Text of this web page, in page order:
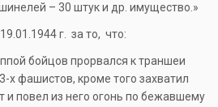
– 30 штук и др. имущество.»
г. за то, что:
бойцов прорвался к траншеи
х фашистов, кроме того захватил
и повел из него огонь по бежавшему